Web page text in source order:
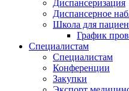
Диспансеризация
Диспансерное
Школа для
График
Специалистам
Специалистам
Конференции
Закупки